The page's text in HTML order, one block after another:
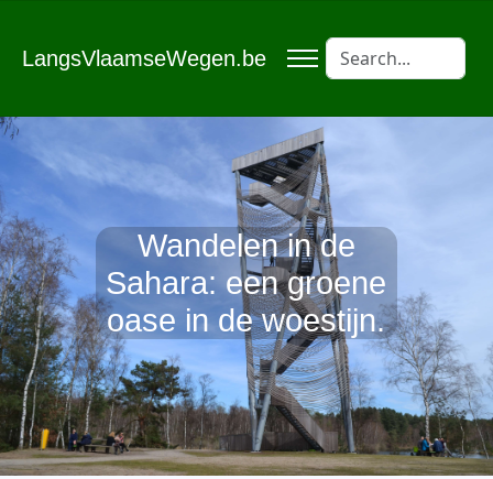
LangsVlaamseWegen.be
Wandelen in de
Sahara: een groene
oase in de woestijn.